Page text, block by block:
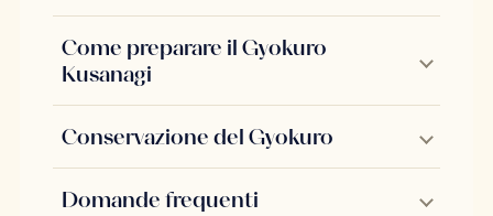
Come preparare il Gyokuro
Kusanagi
Conservazione del Gyokuro
Domande frequenti